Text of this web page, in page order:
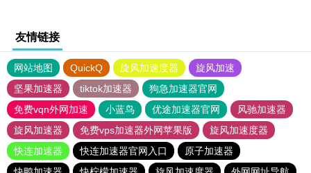
友情链接
网站地图 QuickQ 旋风加速度器
旋风加速
坚果加速器
tiktok加速器
狗急加速器官网
免费vqn外网加速
小蓝鸟 优途加速器官网
风驰加速器
旋风加速器
免费vps加速器外网苹果版
旋风加速度器
快连加速器
快连加速器官网入口
原子加速器